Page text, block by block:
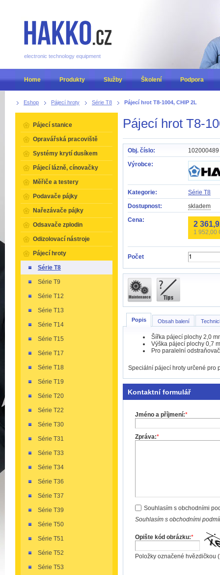
Eshop Pájecí hroty Série T8 Pájecí hrot T8-1004, CHIP 2L
Pájecí hrot T8-
Obj. číslo:
102000489
Výrobce:
Kategorie:
Série T8
Dostupnost:
skladem
Cena:
2
1 952,00
Počet
Popis Obsah balení
Šířka pájecí plochy 2,0
Výška pájecí plochy 0,7
Pro paralelní
Speciální pájecí hroty určené pro
Kontaktní formulář
Jméno a příjmení:*
Zpráva:*
Souhlasím s obchodními
Souhlasím s obchodními
Opište kód obrázku:*
Položky označené hvězdičkou (
Pájecí stanice
Opravářská pracoviště
Systémy krytí dusíkem
Pájecí lázně, cínovačky
Měřiče a testery
Podavače pájky
Nařezávače pájky
Odsavače zplodin
Odizolovací nástroje
Pájecí hroty
Série T8
Série T9
Série T12
Série T13
Série T14
Série T15
Série T17
Série T18
Série T19
Série T20
Série T22
Série T30
Série T31
Série T33
Série T34
Série T36
Série T37
Série T39
Série T50
Série T51
Série T52
Série T53
electronic technology equipment
Home Produkty Služby Školení Podpora